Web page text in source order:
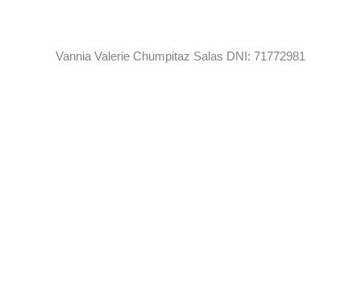
Vannia Valerie Chumpitaz Salas DNI: 71772981